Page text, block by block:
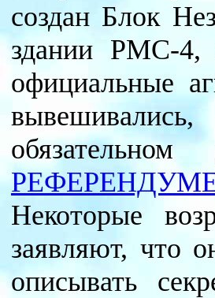
создан Блок
здании РМС-4,
официальные
РЕФЕРЕНДУМЕ
Некоторые
заявляют, что
описывать